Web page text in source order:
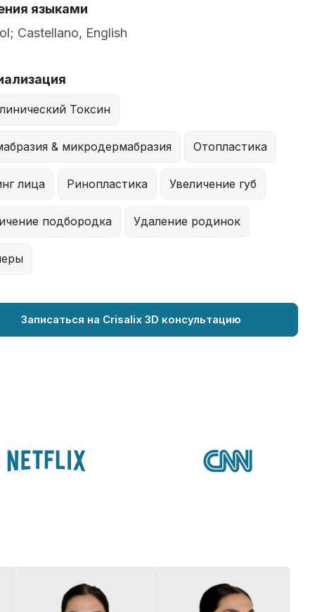
языками
Castellano, English
Токсин
& микродермабразия Отопластика
лица Ринопластика Увеличение губ
подбородка Удаление родинок
Записаться на Crisalix 3D консультацию